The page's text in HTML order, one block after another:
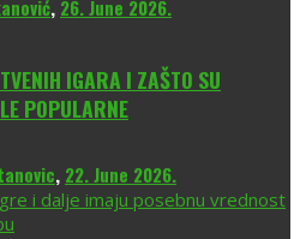
, 26. June 2026.
IGARA I ZAŠTO SU
POPULARNE
, 22. June 2026.